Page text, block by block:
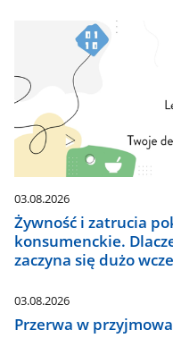
03.08.2026
Żywność i zatrucia
konsumenckie.
zaczyna się dużo
03.08.2026
Przerwa w